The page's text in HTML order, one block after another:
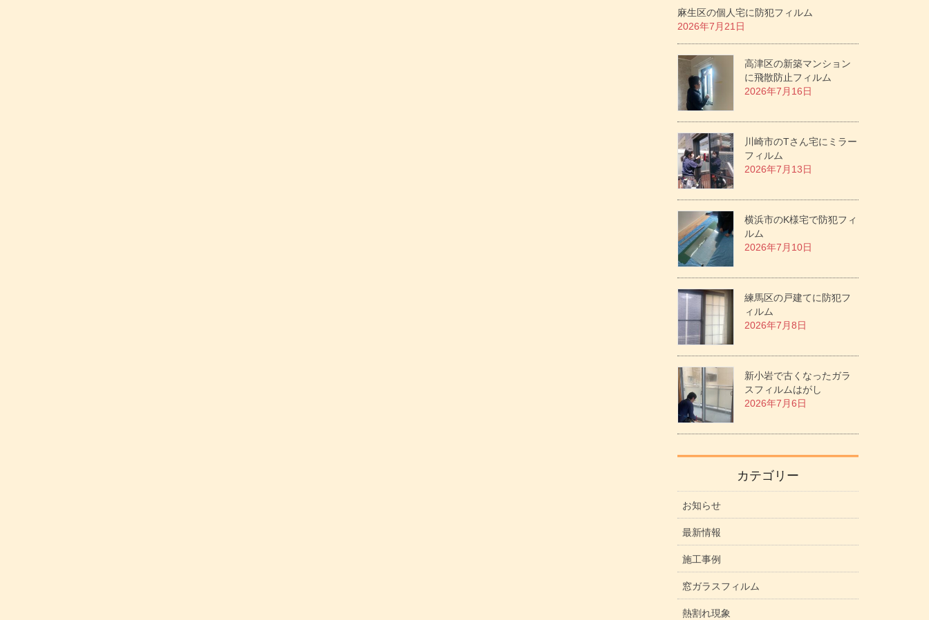
麻生区の個人宅に防犯フィルム
2026年7月21日
高津区の新築マンション
に飛散防止フィルム
2026年7月16日
川崎市のTさん宅にミラー
フィルム
2026年7月13日
横浜市のK様宅で防犯フィ
ルム
2026年7月10日
練馬区の戸建てに防犯フ
ィルム
2026年7月8日
新小岩で古くなったガラ
スフィルムはがし
2026年7月6日
カテゴリー
お知らせ
最新情報
施工事例
窓ガラスフィルム
熱割れ現象